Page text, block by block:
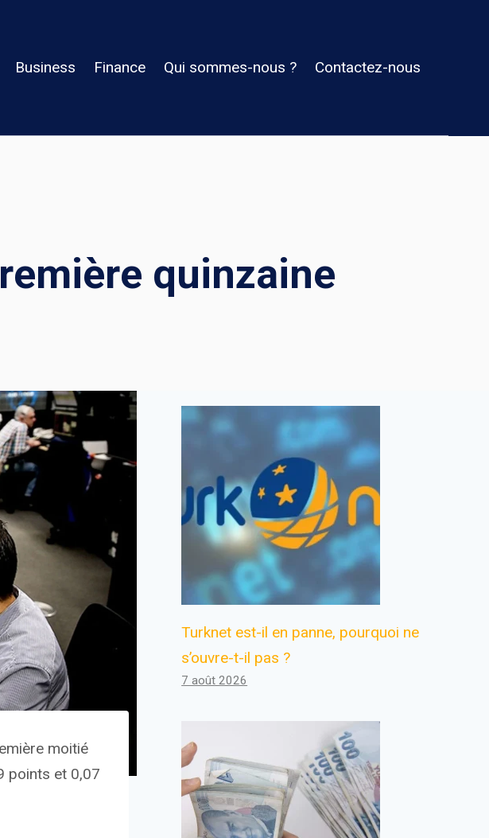
Business Finance Qui sommes-nous ? Contactez-nous
quinzaine
moitié
points et 0,07
Turknet est-il en panne, pourquoi ne
s’ouvre-t-il pas ?
7 août 2026